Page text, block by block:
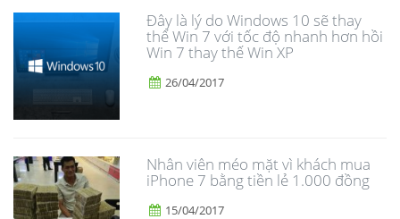
Đây là lý do Windows 10 sẽ thay
thế Win 7 với tốc độ nhanh hơn hồi
Win 7 thay thế Win XP
26/04/2017
Nhân viên méo mặt vì khách mua
iPhone 7 bằng tiền lẻ 1.000 đồng
15/04/2017